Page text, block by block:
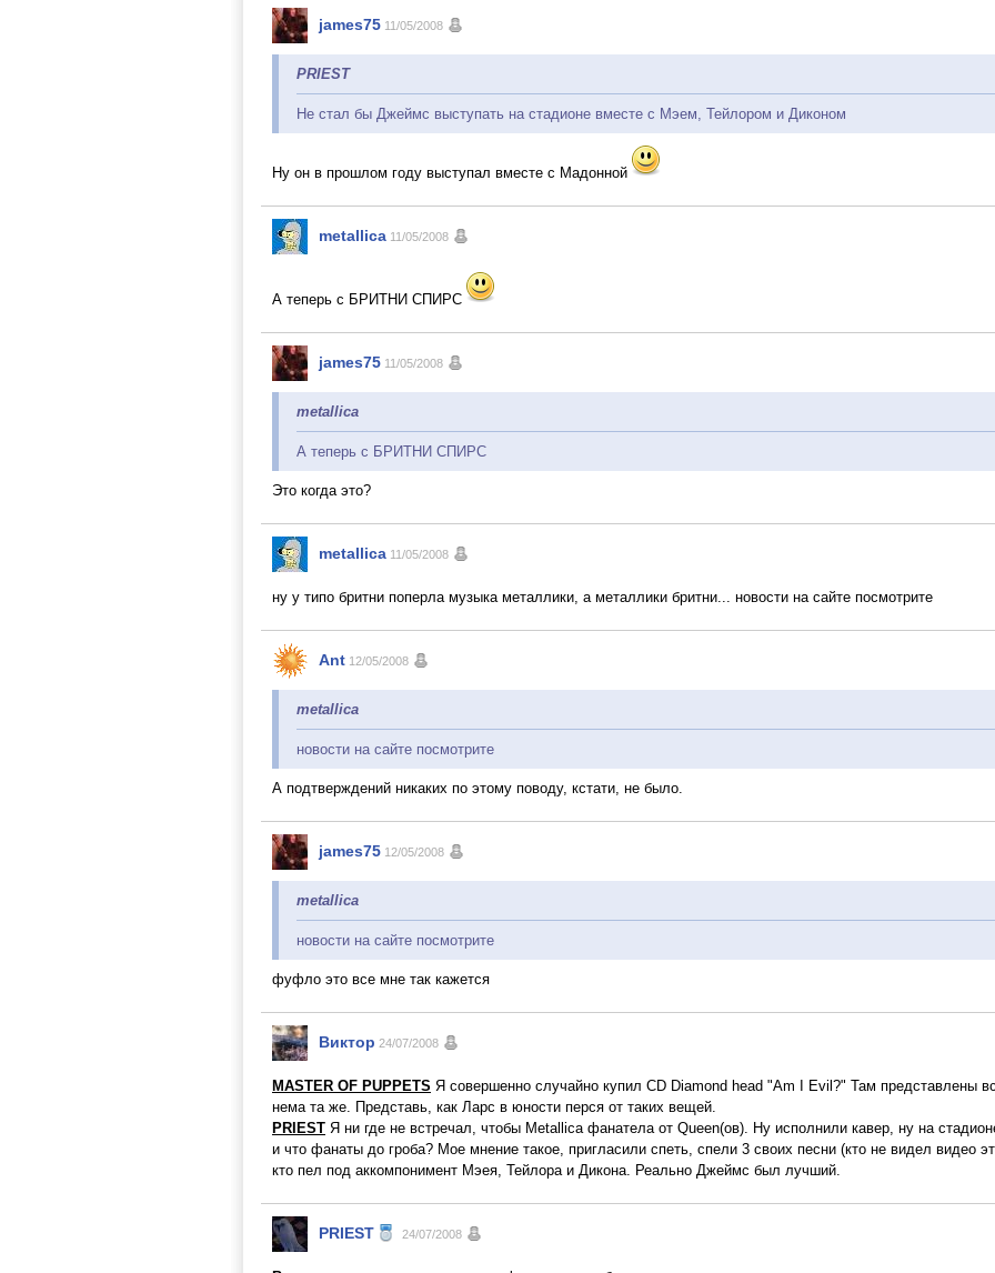
james75 11/05/2008
PRIEST
Не стал бы Джеймс выступать на стадионе вместе с Мэем, Тейлором и Диконом
Ну он в прошлом году выступал вместе с Мадонной
metallica 11/05/2008
А теперь с БРИТНИ СПИРС
james75 11/05/2008
metallica
А теперь с БРИТНИ СПИРС
Это когда это?
metallica 11/05/2008
ну у типо бритни поперла музыка металлики, а металлики бритни... новости на сайте посмотрите
Ant 12/05/2008
metallica
новости на сайте посмотрите
А подтверждений никаких по этому поводу, кстати, не было.
james75 12/05/2008
metallica
новости на сайте посмотрите
фуфло это все мне так кажется
Виктор 24/07/2008
MASTER OF PUPPETS Я совершенно случайно купил CD Diamond head "Am I Evil?" Там представлены
нема та же. Представь, как Ларс в юности перся от таких вещей.
PRIEST Я ни где не встречал, чтобы Metallica фанатела от Queen(ов). Ну исполнили кавер, ну на
и что фанаты до гроба? Мое мнение такое, пригласили спеть, спели 3 своих песни (кто не видел видео
кто пел под аккомпонимент Мэея, Тейлора и Дикона. Реально Джеймс был лучший.
PRIEST 24/07/2008